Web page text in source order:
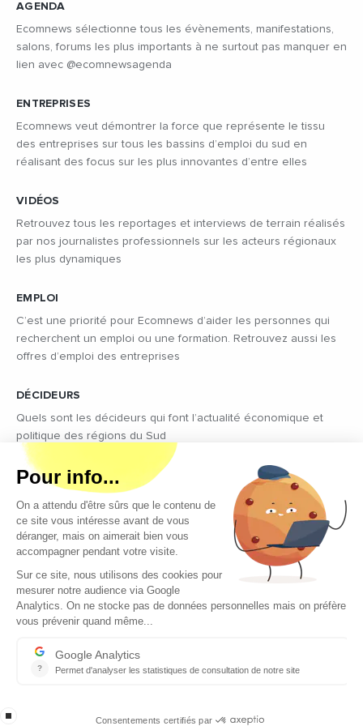
AGENDA
Ecomnews sélectionne tous les évènements, manifestations,
salons, forums les plus importants à ne surtout pas manquer en
lien avec @ecomnewsagenda
ENTREPRISES
Ecomnews veut démontrer la force que représente le tissu
des entreprises sur tous les bassins d’emploi du sud en
réalisant des focus sur les plus innovantes d’entre elles
VIDÉOS
Retrouvez tous les reportages et interviews de terrain réalisés
par nos journalistes professionnels sur les acteurs régionaux
les plus dynamiques
EMPLOI
C’est une priorité pour Ecomnews d’aider les personnes qui
recherchent un emploi ou une formation. Retrouvez aussi les
offres d’emploi des entreprises
DÉCIDEURS
Quels sont les décideurs qui font l’actualité économique et
politique des régions du Sud
Copyright © 2026 - Tous droits réservés
Qui sommes-nous ?
Contact
Conditions générales d’utilisation